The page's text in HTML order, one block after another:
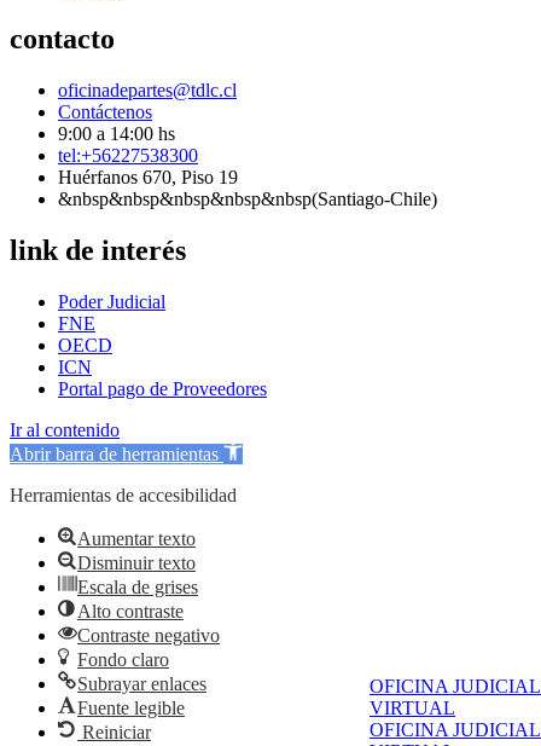
OFICINA JUDICIAL
VIRTUAL
OFICINA JUDICIAL
contacto
oficinadepartes@tdlc.cl
Contáctenos
9:00 a 14:00 hs
tel:+56227538300
Huérfanos 670, Piso 19
&nbsp&nbsp&nbsp&nbsp&nbsp(Santiago-Chile)
link de interés
Poder Judicial
FNE
OECD
ICN
Portal pago de Proveedores
Ir al contenido
Abrir barra de herramientas
Herramientas de accesibilidad
Aumentar texto
Disminuir texto
Escala de grises
Alto contraste
Contraste negativo
Fondo claro
Subrayar enlaces
Fuente legible
Reiniciar